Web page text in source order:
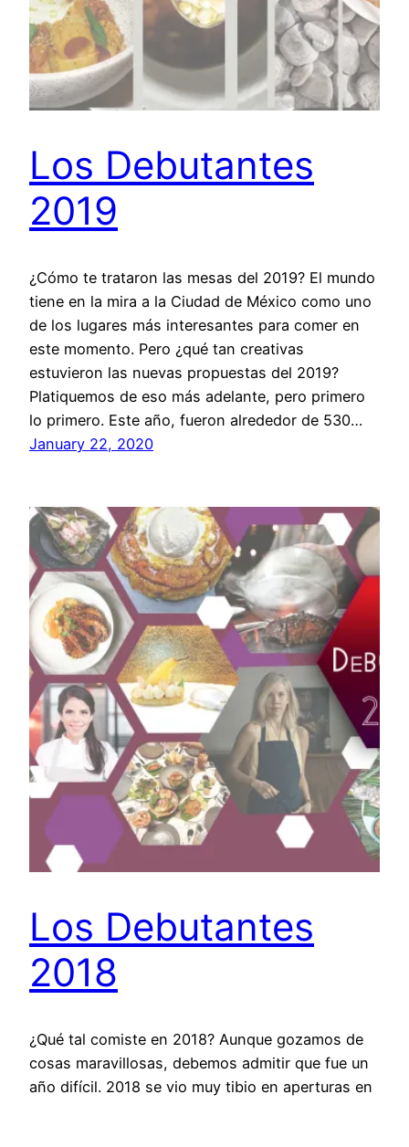
Los Debutantes
2019
¿Cómo te trataron las mesas del 2019? El mundo
tiene en la mira a la Ciudad de México como uno
de los lugares más interesantes para comer en
este momento. Pero ¿qué tan creativas
estuvieron las nuevas propuestas del 2019?
Platiquemos de eso más adelante, pero primero
lo primero. Este año, fueron alrededor de 530…
January 22, 2020
Los Debutantes
2018
¿Qué tal comiste en 2018? Aunque gozamos de
cosas maravillosas, debemos admitir que fue un
año difícil. 2018 se vio muy tibio en aperturas en